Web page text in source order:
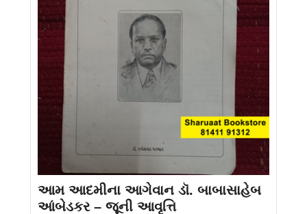
આમ આદમીના આગેવાન ડૉ. બાબાસાહેબ
આંબેડકર – જૂની આવૃત્તિ